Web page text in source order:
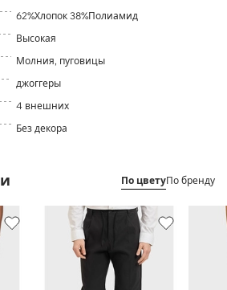
62%Хлопок 38%Полиамид
Высокая
Молния, пуговицы
джоггеры
4 внешних
Без декора
По цветуПо бренду